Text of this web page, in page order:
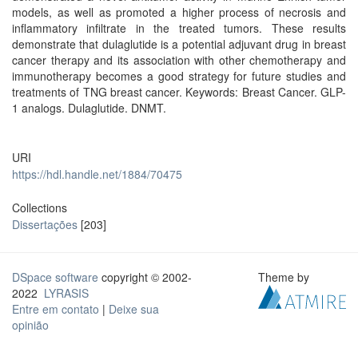
models, as well as promoted a higher process of necrosis and
inflammatory infiltrate in the treated tumors. These results
demonstrate that dulaglutide is a potential adjuvant drug in breast
cancer therapy and its association with other chemotherapy and
immunotherapy becomes a good strategy for future studies and
treatments of TNG breast cancer. Keywords: Breast Cancer. GLP-
1 analogs. Dulaglutide. DNMT.
URI
https://hdl.handle.net/1884/70475
Collections
Dissertações [203]
DSpace software copyright © 2002-
2022 LYRASIS
Entre em contato | Deixe sua
opinião
Theme by